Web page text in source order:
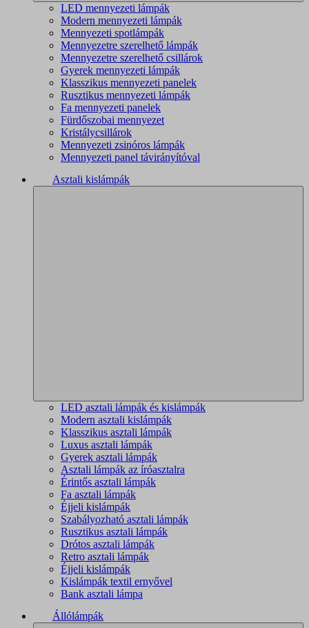
LED mennyezeti lámpák
Modern mennyezeti lámpák
Mennyezeti spotlámpák
Mennyezetre szerelhető lámpák
Mennyezetre szerelhető csillárok
Gyerek mennyezeti lámpák
Klasszikus mennyezeti panelek
Rusztikus mennyezeti lámpák
Fa mennyezeti panelek
Fürdőszobai mennyezet
Kristálycsillárok
Mennyezeti zsinóros lámpák
Mennyezeti panel távirányítóval
Asztali kislámpák
LED asztali lámpák és kislámpák
Modern asztali kislámpák
Klasszikus asztali lámpák
Luxus asztali lámpák
Gyerek asztali lámpák
Asztali lámpák az íróasztalra
Érintős asztali lámpák
Fa asztali lámpák
Éjjeli kislámpák
Szabályozható asztali lámpák
Rusztikus asztali lámpák
Drótos asztali lámpák
Retro asztali lámpák
Éjjeli kislámpák
Kislámpák textil ernyővel
Bank asztali lámpa
Állólámpák